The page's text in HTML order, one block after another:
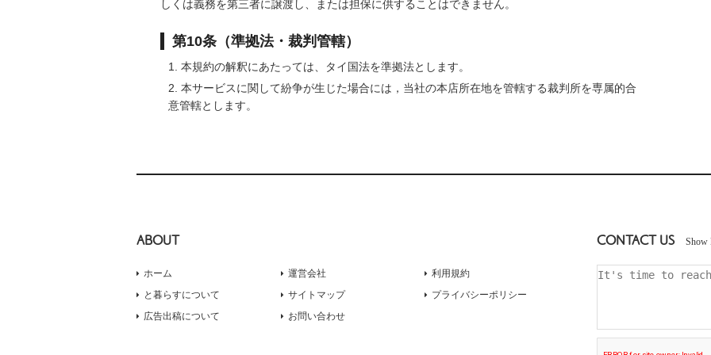
しくは義務を第三者に譲渡し、または担保に供することはできません。
第10条（準拠法・裁判管轄）
本規約の解釈にあたっては、タイ国法を準拠法とします。
本サービスに関して紛争が生じた場合には，当社の本店所在地を管轄する裁判所を専属的合
意管轄とします。
ABOUT
ホーム
と暮らすについて
広告出稿について
運営会社
サイトマップ
お問い合わせ
利用規約
プライバシーポリシー
CONTACT US Show